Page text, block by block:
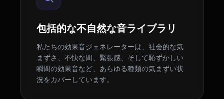
包括的な不自然な音ライブラリ
私たちの効果音ジェネレーターは、社会的な気
まずさ、不快な間、緊張感、そして恥ずかしい
瞬間の効果音など、あらゆる種類の気まずい状
況をカバーしています。